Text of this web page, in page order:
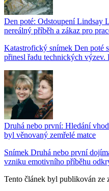
Den poté: Odstoupení Lindsay
nereálný příběh a zákaz pro
Katastrofický snímek Den poté
přinesl řadu technických výzev.
Druhá nebo první: Hledání
byl věnovaný zemřelé matce
Snímek Druhá nebo první
vzniku emotivního příběhu
Tento článek byl publikován ze